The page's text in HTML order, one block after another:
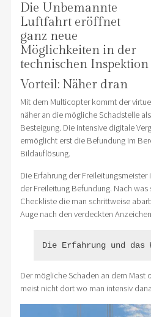
Die Unbemannte
Luftfahrt eröffnet
ganz neue
Möglichkeiten in der
technischen Inspektion
Vorteil: Näher dran
Mit dem Multicopter kommt der
näher an die mögliche Schadstelle
Besteigung. Die intensive digitale
ermöglicht erst die Befundung im
Bildauflösung.
Die Erfahrung der
der Freileitung Befundung. Nach
Checkliste die man schrittweise
Auge nach den verdeckten
Die Erfahrung und
Der mögliche Schaden an dem Mast
meist nicht dort wo man intensiv